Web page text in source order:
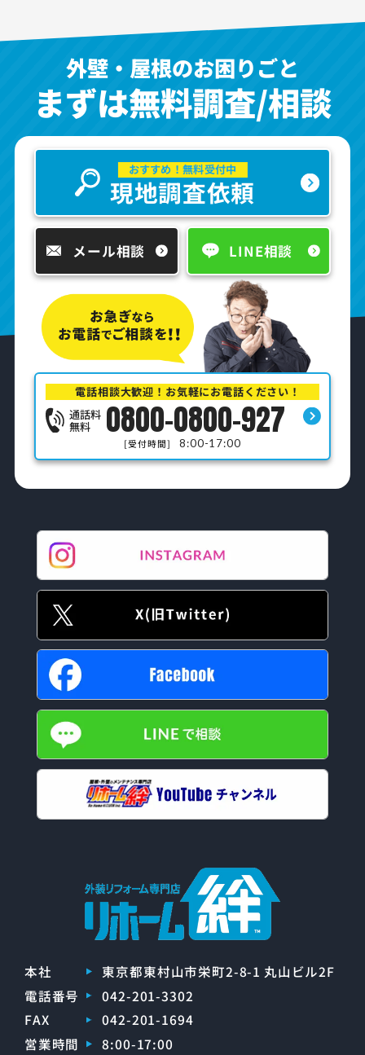
外壁・屋根のお困りごと
まずは無料調査/相談
おすすめ！無料受付中
現地調査依頼
メール相談 LINE相談
電話相談大歓迎！お気軽にお電話ください！
通話料
無料 0800-0800-927
[受付時間] 8:00-17:00
本社
東京都東村山市栄町2-8-1 丸山ビル2F
電話番号
042-201-3302
FAX
042-201-1694
営業時間
8:00-17:00